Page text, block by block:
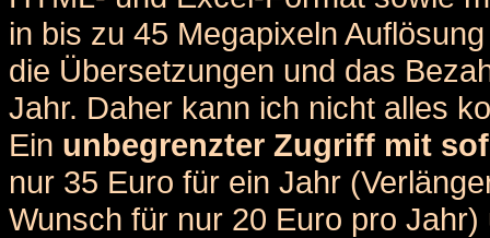
in bis zu 45 Megapixeln
die Übersetzungen und das
Jahr. Daher kann ich nicht alles
Ein unbegrenzter Zugriff mit
nur 35 Euro für ein Jahr
Wunsch für nur 20 Euro pro